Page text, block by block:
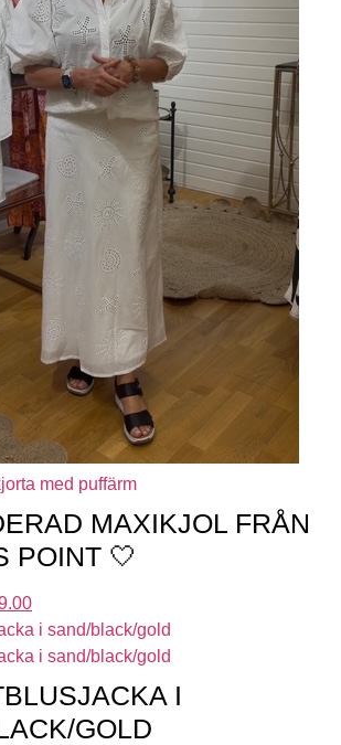
MAXIKJOL FRÅN
POINT 🤍
I
GOLD